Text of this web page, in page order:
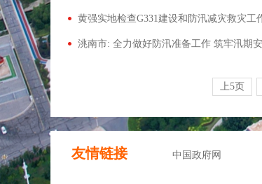
黄强实地检查G331建设和防汛减灾救灾工
洮南市: 全力做好防汛准备工作 筑牢汛期
上5页
友情链接 中国政府网